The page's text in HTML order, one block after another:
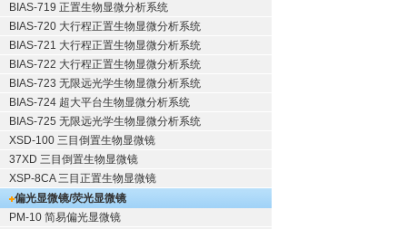
BIAS-719 正置生物显微分析系统
BIAS-720 大行程正置生物显微分析系统
BIAS-721 大行程正置生物显微分析系统
BIAS-722 大行程正置生物显微分析系统
BIAS-723 无限远光学生物显微分析系统
BIAS-724 超大平台生物显微分析系统
BIAS-725 无限远光学生物显微分析系统
XSD-100 三目倒置生物显微镜
37XD 三目倒置生物显微镜
XSP-8CA 三目正置生物显微镜
偏光显微镜/荧光显微镜
PM-10 简易偏光显微镜